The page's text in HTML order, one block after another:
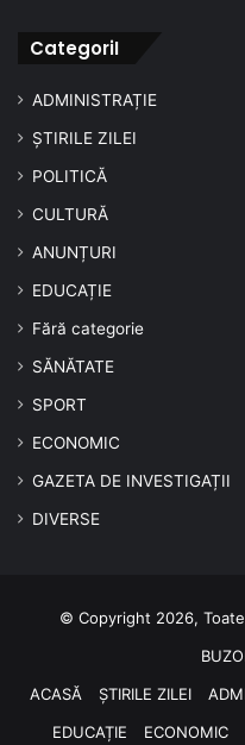
CategoriI
ADMINISTRAȚIE
ȘTIRILE ZILEI
POLITICĂ
CULTURĂ
ANUNȚURI
EDUCAȚIE
Fără categorie
SĂNĂTATE
SPORT
ECONOMIC
GAZETA DE INVESTIGAȚII
DIVERSE
© Copyright 2026,
ACASĂ
ȘTIRILE ZILEI
EDUCAȚIE
ECONOMIC